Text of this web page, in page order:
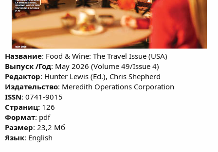
Название: Food & Wine: The Travel Issue (USA)
Выпуск /Год: May 2026 (Volume 49/Issue 4)
Редактор: Hunter Lewis (Ed.), Chris Shepherd
Издательство: Meredith Operations Corporation
ISSN: 0741-9015
Cтраниц: 126
Формат: pdf
Размер: 23,2 Мб
Язык: English